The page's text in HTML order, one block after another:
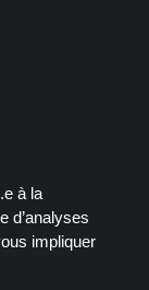
à la
d’analyses
impliquer